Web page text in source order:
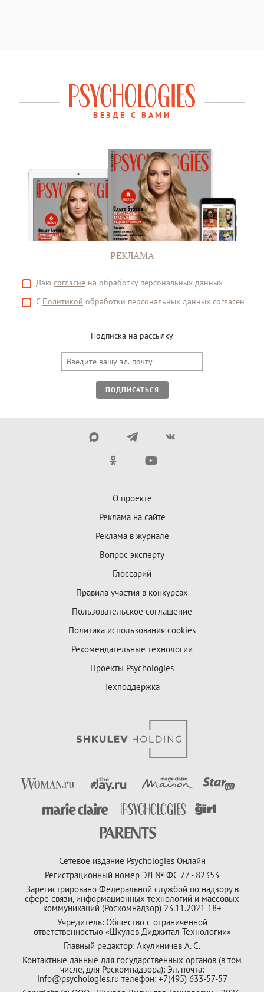
ВЕЗДЕ С ВАМИ
РЕКЛАМА
Даю согласие на обработку персональных данных
С Политикой обработки персональных данных согласен
Подписка на рассылку
ПОДПИСАТЬСЯ
О проекте
Реклама на сайте
Реклама в журнале
Вопрос эксперту
Глоссарий
Правила участия в конкурсах
Пользовательское соглашение
Политика использования cookies
Рекомендательные технологии
Проекты Psychologies
Техподдержка
Сетевое издание Psychologies Онлайн
Регистрационный номер ЭЛ № ФС 77 - 82353
Зарегистрировано Федеральной службой по надзору в
сфере связи, информационных технологий и массовых
коммуникаций (Роскомнадзор) 23.11.2021 18+
Учредитель: Общество с ограниченной
ответственностью «Шкулёв Диджитал Технологии»
Главный редактор: Акулиничев А. С.
Контактные данные для государственных органов (в том
числе, для Роскомнадзора): Эл. почта:
info@psychologies.ru телефон: +7(495) 633-57-57